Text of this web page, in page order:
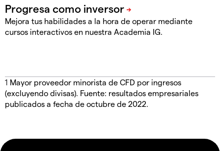
Mejora tus habilidades a la hora de operar mediante
cursos interactivos en nuestra Academia IG.
1 Mayor proveedor minorista de CFD por ingresos
(excluyendo divisas). Fuente: resultados empresariales
publicados a fecha de octubre de 2022.